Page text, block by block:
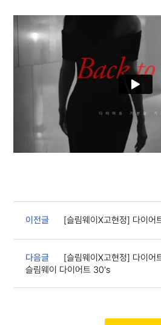
이전글 [슬림웨이X고현정] 다이어
다음글
[슬림웨이X고현정] 다이어
슬림웨이 다이어트 30's